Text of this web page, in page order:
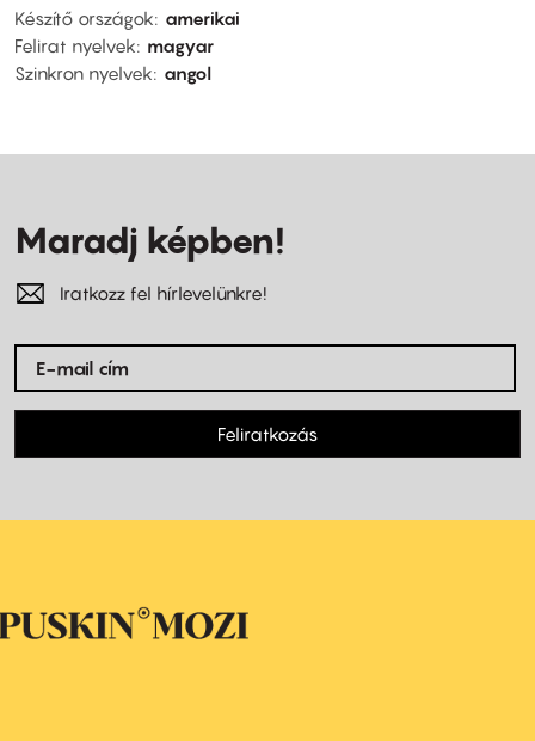
Készítő országok
amerikai
Felirat nyelvek
magyar
Szinkron nyelvek
angol
Maradj képben!
Iratkozz fel hírlevelünkre!
Feliratkozás